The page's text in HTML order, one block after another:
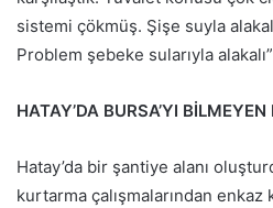
sistemi çökmüş. Şişe suyla
Problem şebeke sularıyla
HATAY’DA BURSA’YI
Hatay’da bir şantiye alanı
kurtarma çalışmalarından enkaz